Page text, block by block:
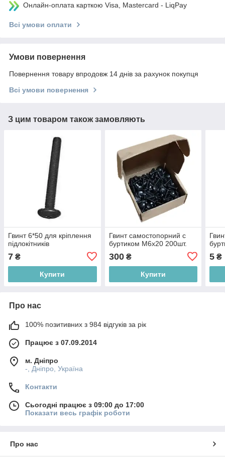
Онлайн-оплата карткою Visa, Mastercard - LiqPay
Всі умови оплати
Умови повернення
Повернення товару впродовж 14 днів за рахунок покупця
Всі умови повернення
З цим товаром також замовляють
Гвинт 6*50 для кріплення
підлокітників
7 ₴
Купити
Гвинт самостопорний с
буртиком М6х20 200шт.
300₴
Купити
5 ₴
Про нас
100% позитивних з 984 відгуків за рік
Працює з 07.09.2014
м. Дніпро
-, Дніпро, Україна
Контакти
Сьогодні працює з 09:00 до 17:00
Показати весь графік роботи
Про нас